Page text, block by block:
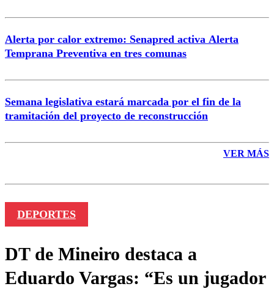
Alerta por calor extremo: Senapred activa Alerta
Temprana Preventiva en tres comunas
Semana legislativa estará marcada por el fin de la
tramitación del proyecto de reconstrucción
VER MÁS
DEPORTES
DT de Mineiro destaca a
Eduardo Vargas: “Es un jugador